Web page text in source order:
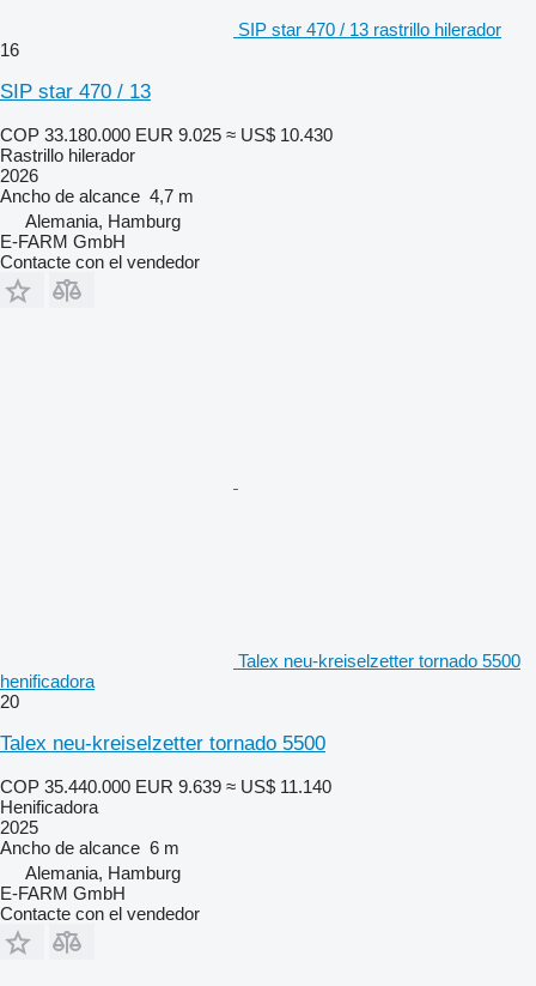
SIP star 470 / 13 rastrillo hilerador
16
SIP star 470 / 13
COP 33.180.000 EUR 9.025 ≈ US$ 10.430
Rastrillo hilerador
2026
Ancho de alcance 4,7 m
Alemania, Hamburg
E-FARM GmbH
Contacte con el vendedor
Talex neu-kreiselzetter tornado 5500
henificadora
20
Talex neu-kreiselzetter tornado 5500
COP 35.440.000 EUR 9.639 ≈ US$ 11.140
Henificadora
2025
Ancho de alcance 6 m
Alemania, Hamburg
E-FARM GmbH
Contacte con el vendedor